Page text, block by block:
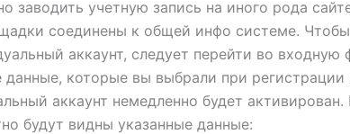
заводить учетную запись на иного рода
соединены к общей инфо системе.
аккаунт, следует перейти во входную
данные, которые вы выбрали при регистрации
аккаунт немедленно будет
будут видны указанные данные: